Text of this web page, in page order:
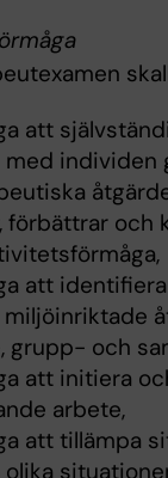
att
med individen
förbättrar och
att
grupp- och
att initiera
arbete,
att tillämpa